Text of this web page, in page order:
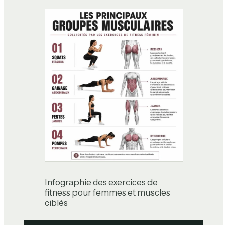
Infographie des exercices de
fitness pour femmes et muscles
ciblés